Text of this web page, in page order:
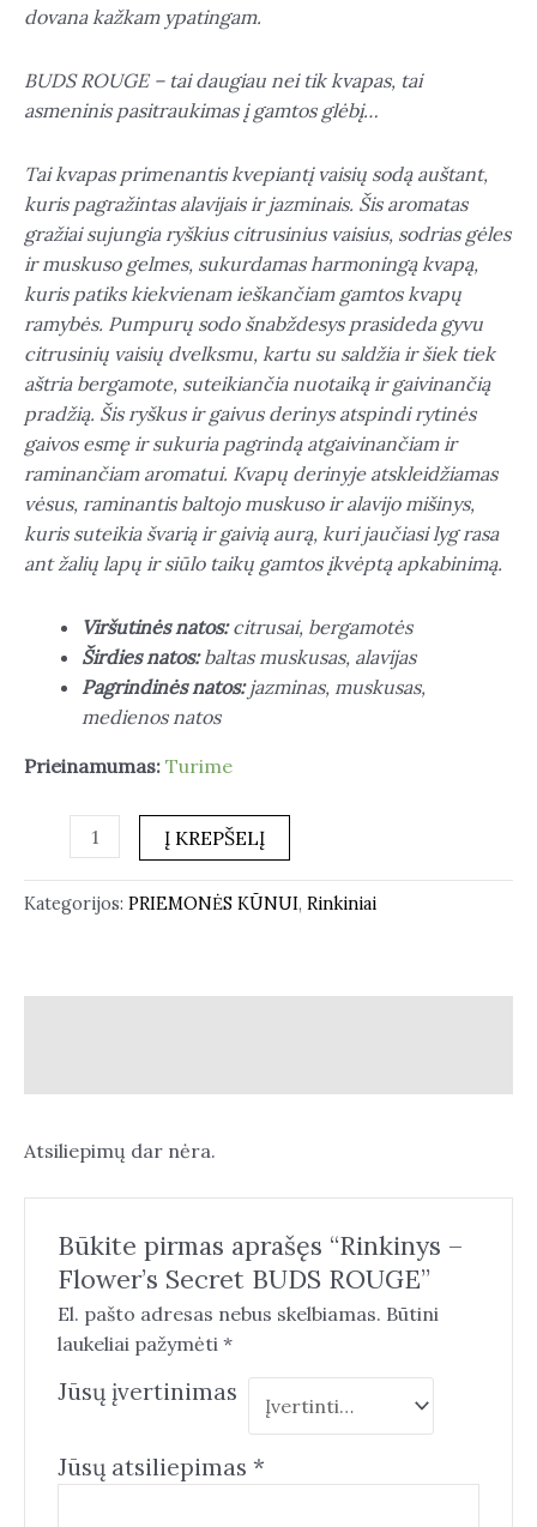
dovana kažkam ypatingam.
BUDS ROUGE – tai daugiau nei tik kvapas, tai
asmeninis pasitraukimas į gamtos glėbį…
Tai kvapas primenantis kvepiantį vaisių sodą auštant,
kuris pagražintas alavijais ir jazminais. Šis aromatas
gražiai sujungia ryškius citrusinius vaisius, sodrias gėles
ir muskuso gelmes, sukurdamas harmoningą kvapą,
kuris patiks kiekvienam ieškančiam gamtos kvapų
ramybės. Pumpurų sodo šnabždesys prasideda gyvu
citrusinių vaisių dvelksmu, kartu su saldžia ir šiek tiek
aštria bergamote, suteikiančia nuotaiką ir gaivinančią
pradžią. Šis ryškus ir gaivus derinys atspindi rytinės
gaivos esmę ir sukuria pagrindą atgaivinančiam ir
raminančiam aromatui. Kvapų derinyje atskleidžiamas
vėsus, raminantis baltojo muskuso ir alavijo mišinys,
kuris suteikia švarią ir gaivią aurą, kuri jaučiasi lyg rasa
ant žalių lapų ir siūlo taikų gamtos įkvėptą apkabinimą.
Viršutinės natos:citrusai, bergamotės
Širdies natos:baltas muskusas, alavijas
Pagrindinės natos:jazminas, muskusas,
medienos natos
Prieinamumas: Turime
Į KREPŠELĮ
Kategorijos: PRIEMONĖS KŪNUI, Rinkiniai
Atsiliepimų dar nėra.
Būkite pirmas aprašęs “Rinkinys –
Flower’s Secret BUDS ROUGE”
El. pašto adresas nebus skelbiamas. Būtini
laukeliai pažymėti *
Jūsų įvertinimas
Jūsų atsiliepimas *